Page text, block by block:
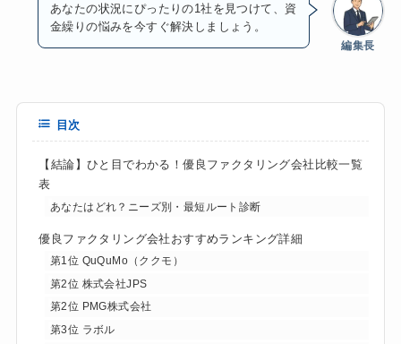
編集長
あなたの状況にぴったりの1社を見つけて、資
金繰りの悩みを今すぐ解決しましょう。
目次
【結論】ひと目でわかる！優良ファクタリング会社比較一覧
表
あなたはどれ？ニーズ別・最短ルート診断
優良ファクタリング会社おすすめランキング詳細
第1位 QuQuMo（ククモ）
第2位 株式会社JPS
第2位 PMG株式会社
第3位 ラボル